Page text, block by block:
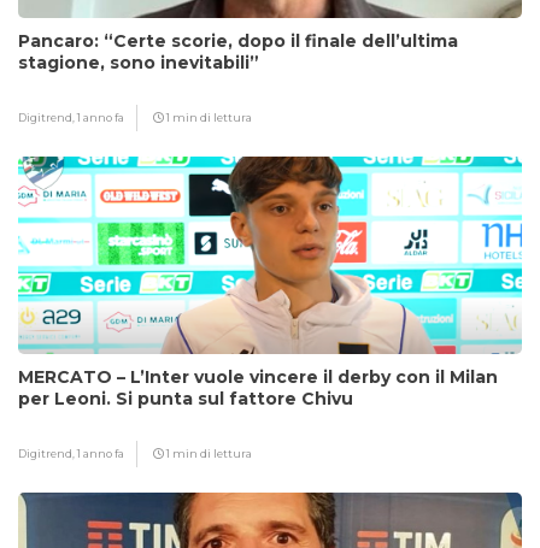
Pancaro: “Certe scorie, dopo il finale dell’ultima
stagione, sono inevitabili”
Digitrend,1 anno fa 1 min di lettura
MERCATO – L’Inter vuole vincere il derby con il Milan
per Leoni. Si punta sul fattore Chivu
Digitrend,1 anno fa 1 min di lettura